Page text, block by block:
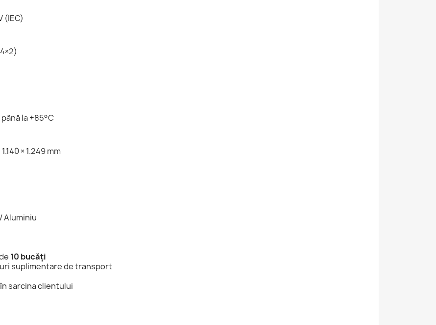
(IEC)
la +85°C
1.140 × 1.249 mm
Aluminiu
10 bucăți
suplimentare de transport
sarcina clientului